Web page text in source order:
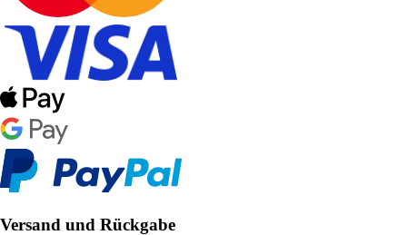
Versand und Rückgabe